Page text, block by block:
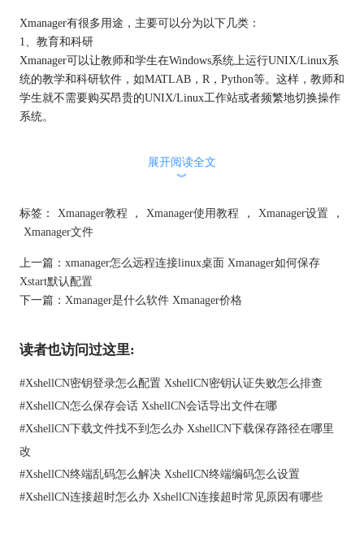
Xmanager有很多用途，主要可以分为以下几类：
1、教育和科研
Xmanager可以让教师和学生在Windows系统上运行UNIX/Linux系
统的教学和科研软件，如MATLAB，R，Python等。这样，教师和
学生就不需要购买昂贵的UNIX/Linux工作站或者频繁地切换操作
系统。
图2：Xmanager
2、企业和政府
Xmanager可以让企业和政府机构的员工在Windows系统上访问
样，员工就不需要安装多余的软件或者使用不熟悉的操作系统。
图3：Xmanager
展开阅读全文
︾
标签： Xmanager教程 ， Xmanager使用教程 ， Xmanager设置
，
Xmanager文件
上一篇： xmanager怎么远程连接linux桌面 Xmanager如何保存
Xstart默认配置
下一篇： Xmanager是什么软件 Xmanager价格
读者也访问过这里:
#XshellCN密钥登录怎么配置 XshellCN密钥认证失败怎么排查
#XshellCN怎么保存会话 XshellCN会话导出文件在哪
#XshellCN下载文件找不到怎么办 XshellCN下载保存路径在哪里
改
#XshellCN终端乱码怎么解决 XshellCN终端编码怎么设置
#XshellCN连接超时怎么办 XshellCN连接超时常见原因有哪些